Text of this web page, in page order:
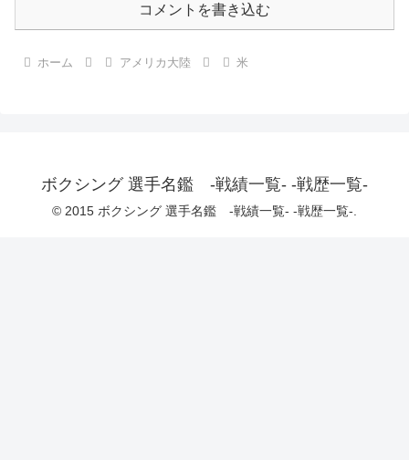
コメントを書き込む
ホーム アメリカ大陸 米
ボクシング 選手名鑑 -戦績一覧- -戦歴一覧-
© 2015 ボクシング 選手名鑑 -戦績一覧- -戦歴一覧-.